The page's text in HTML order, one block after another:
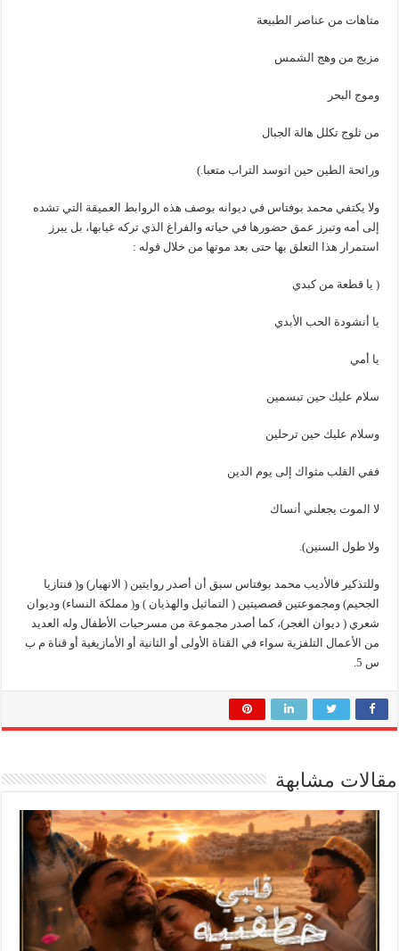
متاهات من عناصر الطبيعة
مزيج من وهج الشمس
وموج البحر
من ثلوج تكلل هالة الجبال
ورائحة الطين حين اتوسد التراب متعبا.)
ولا يكتفي محمد بوفتاس في ديوانه بوصف هذه الروابط العميقة التي تشده
إلى أمه وتبرز عمق حضورها في حياته والفراغ الذي تركه غيابها، بل يبرز
استمرار هذا التعلق بها حتى بعد موتها من خلال قوله :
( يا قطعة من كبدي
يا أنشودة الحب الأبدي
يا أمي
سلام عليك حين تبسمين
وسلام عليك حين ترحلين
ففي القلب مثواك إلى يوم الدين
لا الموت يجعلني أنساك
ولا طول السنين).
وللتذكير فالأديب محمد بوفتاس سبق أن أصدر روايتين ( الانهيار) و( فنتازيا
الجحيم) ومجموعتين قصصيتين ( التماثيل والهذيان ) و( مملكة النساء) وديوان
شعري ( ديوان الغجر)، كما أصدر مجموعة من مسرحيات الأطفال وله العديد
من الأعمال التلفزية سواء في القناة الأولى أو الثانية أو الأمازيغية أو قناة م ب
س 5.
مقالات مشابهة